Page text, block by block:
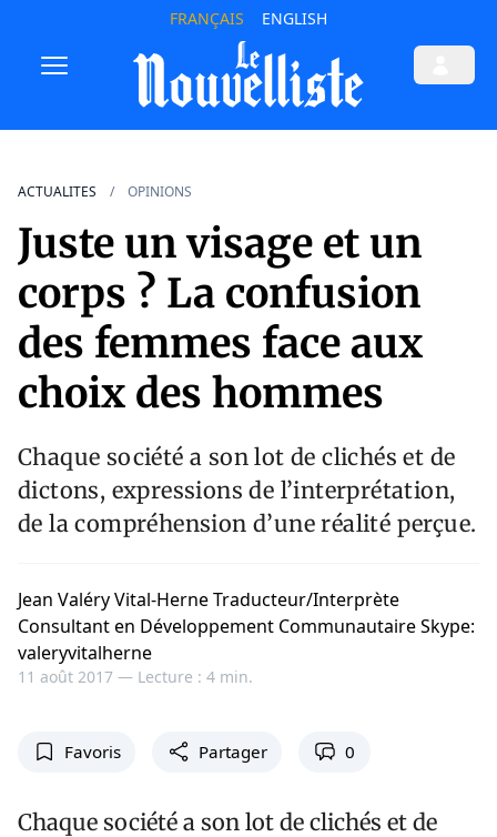
FRANÇAIS ENGLISH
ACTUALITES OPINIONS
Juste un visage et un
corps ? La confusion
des femmes face aux
choix des hommes
Chaque société a son lot de clichés et de
dictons, expressions de l’interprétation,
de la compréhension d’une réalité perçue.
Jean Valéry Vital-Herne Traducteur/Interprète
Consultant en Développement Communautaire Skype:
valeryvitalherne
11 août 2017 — Lecture : 4 min.
Favoris Partager 0
Chaque société a son lot de clichés et de